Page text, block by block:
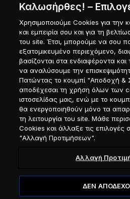
Είσαι συνεργάτης;
Καλωσήρθες! –
Χρησιμοποιούμε Cookies για την
και εμπειρία σου και για τη
του site. Έτσι, μπορούμε να σου
εξατομικευμένο περιεχόμενο,
βασίζονται στα ενδιαφέροντα και
να αναλύσουμε την
Πατώντας το κουμπί "Αποδοχή &
αποδέχεσαι τη χρήση όλων των
ιστοσελίδας μας, ενώ με το
θα ενεργοποιηθούν μόνο τα
τη λειτουργία του site. Μάθε
Cookies και άλλαξε τις επιλογές
"Αλλαγή Προτιμήσεων".
Αλλαγή
ΔΕΝ